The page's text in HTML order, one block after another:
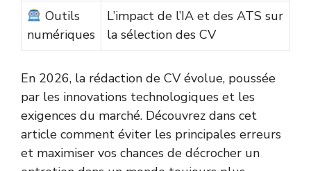
Outils
numériques
L’impact de l’IA et des ATS sur
la sélection des CV
En 2026, la rédaction de CV évolue, poussée
par les innovations technologiques et les
exigences du marché. Découvrez dans cet
article comment éviter les principales erreurs
et maximiser vos chances de décrocher un